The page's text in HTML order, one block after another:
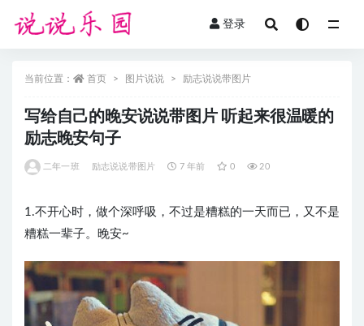
登录
当前位置： 首页 图片说说 励志说说带图片
写给自己的晚安说说带图片 听起来很温暖的
励志晚安句子
二年一班 励志说说带图片 7 年前 0 20
1.不开心时，做个深呼吸，不过是糟糕的一天而已，又不是
糟糕一辈子。晚安~